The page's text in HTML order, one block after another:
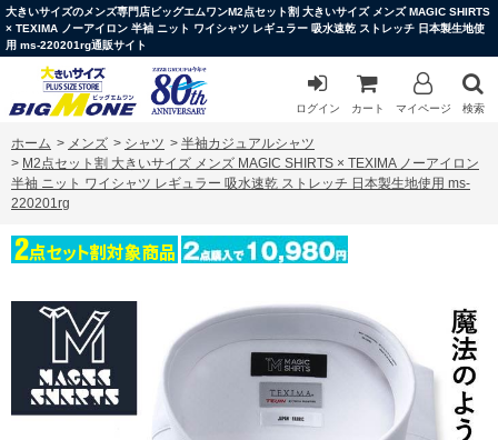
大きいサイズのメンズ専門店ビッグエムワンM2点セット割 大きいサイズ メンズ MAGIC SHIRTS
× TEXIMA ノーアイロン 半袖 ニット ワイシャツ レギュラー 吸水速乾 ストレッチ 日本製生地使
用 ms-220201rg通販サイト
ログイン カート マイページ 検索
ホーム > メンズ > シャツ > 半袖カジュアルシャツ
> M2点セット割 大きいサイズ メンズ MAGIC SHIRTS × TEXIMA ノーアイロン
半袖 ニット ワイシャツ レギュラー 吸水速乾 ストレッチ 日本製生地使用 ms-
220201rg